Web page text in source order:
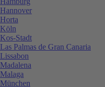
Hannover
Horta
Köln
Kos-Stadt
Las Palmas de Gran Canaria
Lissabon
Madalena
Malaga
München